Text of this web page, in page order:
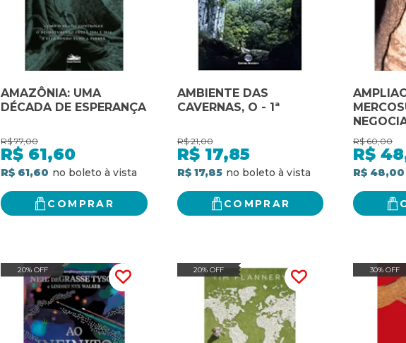
AMAZÔNIA: UMA
DÉCADA DE ESPERANÇA
R$ 77,00
R$ 61,60
R$ 61,60
COMPRAR
AMBIENTE DAS
CAVERNAS, O - 1ª
R$ 21,00
R$ 17,85
R$ 17,85
COMPRAR
UNIAO
R$ 60,00
R$
R$ 48,00
20% OFF 20% OFF 30% OFF